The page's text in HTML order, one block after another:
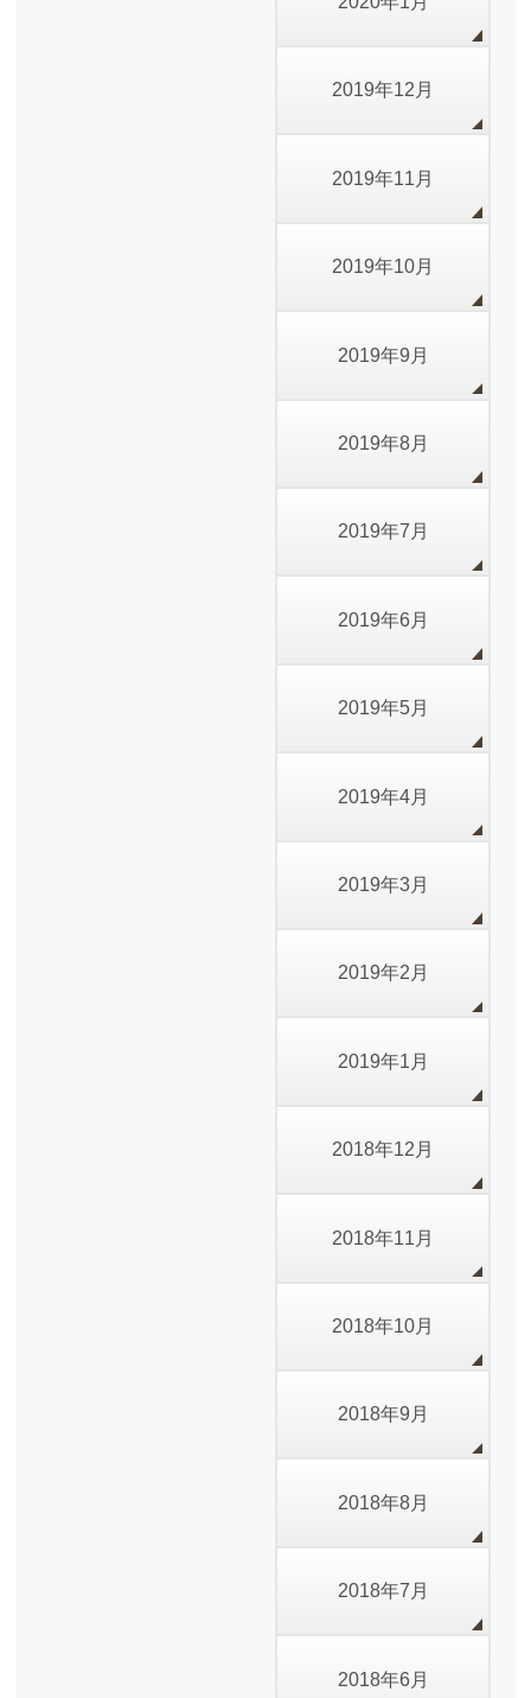
2019年12月
2019年11月
2019年10月
2019年9月
2019年8月
2019年7月
2019年6月
2019年5月
2019年4月
2019年3月
2019年2月
2019年1月
2018年12月
2018年11月
2018年10月
2018年9月
2018年8月
2018年7月
2018年6月